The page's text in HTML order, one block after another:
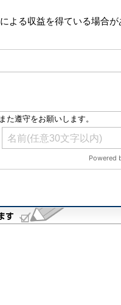
よる収益を得ている場合が